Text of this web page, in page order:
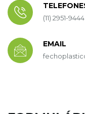
(11) 2951-
EMAIL